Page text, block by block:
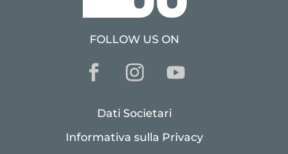
FOLLOW US ON
Dati Societari
Informativa sulla Privacy